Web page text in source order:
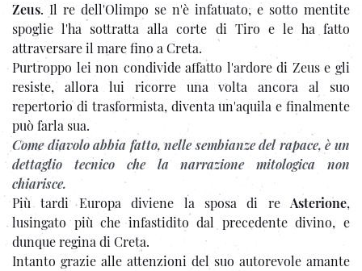
Zeus. Il re dell'Olimpo se n'è infatuato, e sotto mentite
spoglie l'ha sottratta alla corte di Tiro e le ha fatto
attraversare il mare fino a Creta.
Purtroppo lei non condivide affatto l'ardore di Zeus e gli
resiste, allora lui ricorre una volta ancora al suo
repertorio di trasformista, diventa un'aquila e finalmente
può farla sua.
Come diavolo abbia fatto, nelle sembianze del rapace, è un
dettaglio tecnico che la narrazione mitologica non
chiarisce.
Più tardi Europa diviene la sposa di re Asterione,
lusingato più che infastidito dal precedente divino, e
dunque regina di Creta.
Intanto grazie alle attenzioni del suo autorevole amante